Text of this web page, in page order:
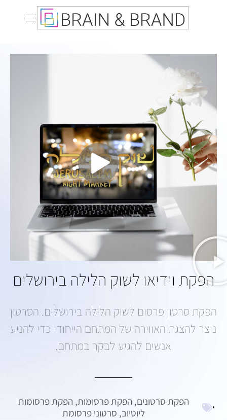
הפקת וידיאו לשוק הלילה בירושלים
הפקת סרטון פרסום לשוק הלילה בירושלים. הסרטון
נוצר להצגת האווירה של המתחם הייחודי כדי להניע
אנשים להגיע לבקר במתחם.
הפקת סרטונים, הפקת פרסומות, הפקת פרסומות
ליוטיוב, סרטוני פרסומת